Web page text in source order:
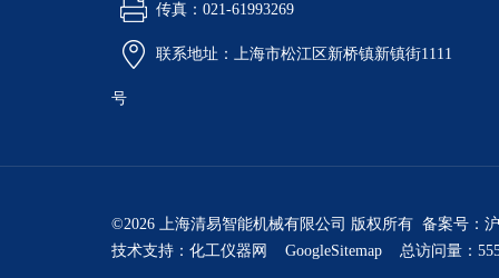
传真：021-61993269
联系地址：上海市松江区新桥镇新镇街1111
号
©2026 上海清易智能机械有限公司 版权所有 备案号：
技术支持： 化工仪器网 GoogleSitemap 总访问量：